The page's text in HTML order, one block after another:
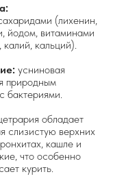
(лихенин,
йодом, витаминами
кальций).
усниновая
природным
бактериями.
обладает
слизистую верхних
кашле и
что особенно
курить.